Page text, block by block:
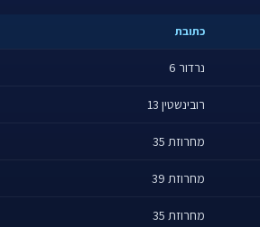
כתובת
נרדור 6
רובינשטין 13
מחרוזת 35
מחרוזת 39
מחרוזת 35